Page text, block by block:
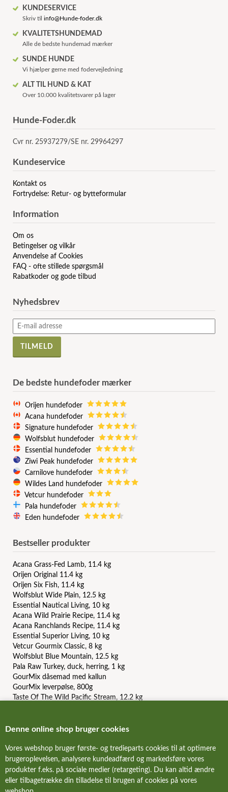
Denne online shop bruger cookies
Vores webshop bruger første- og tredieparts cookies til at optimere
brugeroplevelsen, analysere kundeadfærd og markedsføre vores
produkter f.eks. på sociale medier (retargeting). Du kan altid ændre
eller tilbagetrække din tilladelse til brugen af cookies på vores
KUNDESERVICE
Skriv tilinfo@Hunde-foder.dk
KVALITETSHUNDEMAD
Alle de bedste hundemad mærker
SUNDE HUNDE
Vi hjælper gerne med fodervejledning
ALT TIL HUND & KAT
Over 10.000 kvalitetsvarer på lager
Hunde-Foder.dk
Cvr nr. 25937279/SE nr. 29964297
Kundeservice
Kontakt os
Fortrydelse: Retur- og bytteformular
Information
Om os
Betingelser og vilkår
Anvendelse af Cookies
FAQ - ofte stillede spørgsmål
Rabatkoder og gode tilbud
Nyhedsbrev
De bedste hundefoder mærker
Orijen hundefoder
Acana hundefoder
Signature hundefoder
Wolfsblut hundefoder
Essential hundefoder
Ziwi Peak hundefoder
Carnilove hundefoder
Wildes Land hundefoder
Vetcur hundefoder
Pala hundefoder
Eden hundefoder
Bestseller produkter
Acana Grass-Fed Lamb, 11.4 kg
Orijen Original 11.4 kg
Orijen Six Fish, 11.4 kg
Wolfsblut Wide Plain, 12.5 kg
Essential Nautical Living, 10 kg
Acana Wild Prairie Recipe, 11.4 kg
Acana Ranchlands Recipe, 11.4 kg
Essential Superior Living, 10 kg
Vetcur Gourmix Classic, 8 kg
Wolfsblut Blue Mountain, 12.5 kg
Pala Raw Turkey, duck, herring, 1 kg
GourMix dåsemad med kallun
GourMix leverpølse, 800g
Taste Of The Wild Pacific Stream, 12.2 kg
Acana Light And Fit Recipe, 11.4 kg
Essential The Beginning Paté
FORSIDE